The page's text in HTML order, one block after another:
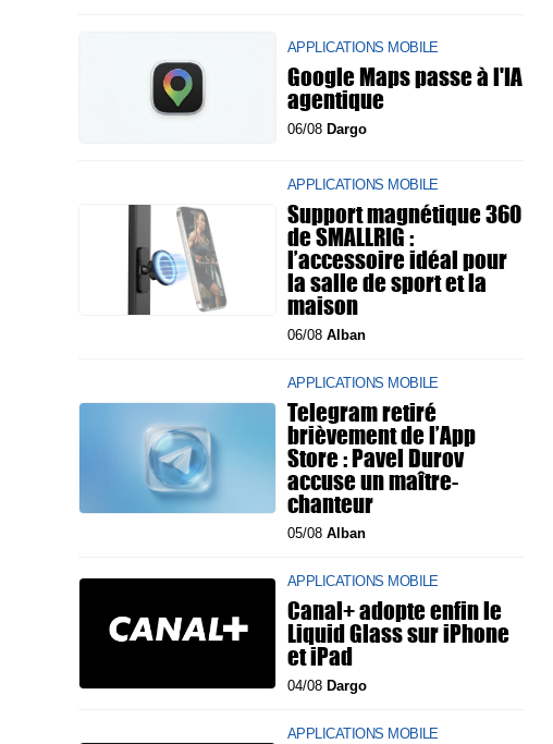
APPLICATIONS MOBILE
Google Maps passe à l'IA
agentique
06/08 Dargo
APPLICATIONS MOBILE
Support magnétique 360
de SMALLRIG :
l’accessoire idéal pour
la salle de sport et la
maison
06/08 Alban
APPLICATIONS MOBILE
Telegram retiré
brièvement de l’App
Store : Pavel Durov
accuse un maître-
chanteur
05/08 Alban
APPLICATIONS MOBILE
Canal+ adopte enfin le
Liquid Glass sur iPhone
et iPad
04/08 Dargo
APPLICATIONS MOBILE